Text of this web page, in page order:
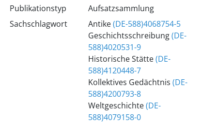
Publikationstyp
Aufsatzsammlung
Sachschlagwort
Antike(DE-588)4068754-5
Geschichtsschreibung(DE-
588)4020531-9
Historische Stätte(DE-
588)4120448-7
Kollektives Gedächtnis (DE-
588)4200793-8
Weltgeschichte(DE-
588)4079158-0